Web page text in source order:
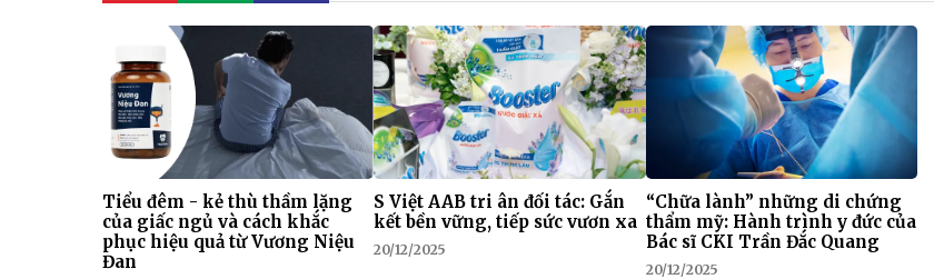
Tiểu đêm - kẻ thù thầm lặng
của giấc ngủ và cách khắc
phục hiệu quả từ Vương Niệu
Đan
S Việt AAB tri ân đối tác: Gắn
kết bền vững, tiếp sức vươn xa
20/12/2025
“Chữa lành” những di chứng
thẩm mỹ: Hành trình y đức của
Bác sĩ CKI Trần Đắc Quang
20/12/2025